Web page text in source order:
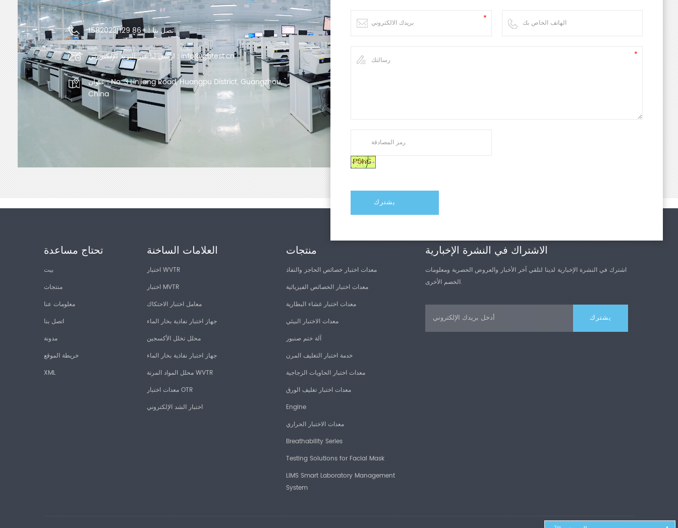
اتصل بنا :+86 15820231129
ارسل لنا عبر البريد الإلكتروني :info@gbtest.cn
عنوان :No. 3 Linjiang Road, Huangpu District, Guangzhou,
China
تحتاج مساعدة
بيت
منتجات
معلومات عنا
اتصل بنا
مدونة
خريطة الموقع
XML
العلامات الساخنة
اختبار WVTR
اختبار MVTR
معامل اختبار الاحتكاك
جهاز اختبار نفاذية بخار الماء
محلل تخلل الأكسجين
جهاز اختبار نفاذية بخار الماء
محلل المواد المرنة WVTR
معدات اختبار OTR
اختبار الشد الإلكتروني
منتجات
معدات اختبار خصائص الحاجز والنفاذ
معدات اختبار الخصائص الفيزيائية
معدات اختبار غشاء البطارية
معدات الاختبار البيئي
آلة ختم صنبور
خدمة اختبار التغليف المرن
معدات اختبار الحاويات الزجاجية
معدات اختبار تغليف الورق
Engine
معدات الاختبار الحراري
Breathability Series
Testing Solutions for Facial Mask
LIMS Smart Laboratory Management
System
الاشتراك في النشرة الإخبارية
اشترك في النشرة الإخبارية لدينا لتلقي آخر الأخبار والعروض الحصرية ومعلومات
الخصم الأخرى.